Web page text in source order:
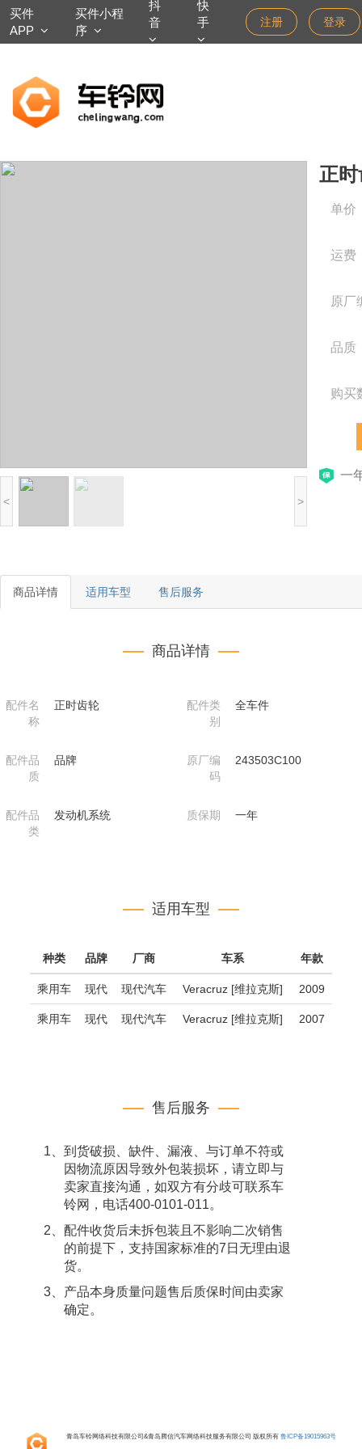
买件
APP
买件小程
序
抖
音
快
手
注册 登录
< >
正
单价
运费
原厂
品质
购买
一
商品详情 适用车型 售后服务
商品详情
配件名
称
正时齿轮
配件类
别
全车件
配件品
质
品牌
原厂编
码
243503C100
配件品
类
发动机系统 质保期 一年
适用车型
种类 品牌 厂商 车系 年款
乘用车 现代 现代汽车 Veracruz [维拉克斯] 2009
乘用车 现代 现代汽车 Veracruz [维拉克斯] 2007
售后服务
1、到货破损、缺件、漏液、与订单不符或
因物流原因导致外包装损坏，请立即与
卖家直接沟通，如双方有分歧可联系车
铃网，电话400-0101-011。
2、配件收货后未拆包装且不影响二次销售
的前提下，支持国家标准的7日无理由退
货。
3、产品本身质量问题售后质保时间由卖家
确定。
青岛车铃网络科技有限公司&青岛腾信汽车网络科技服务有限公司 版权所有 鲁ICP备19015963号